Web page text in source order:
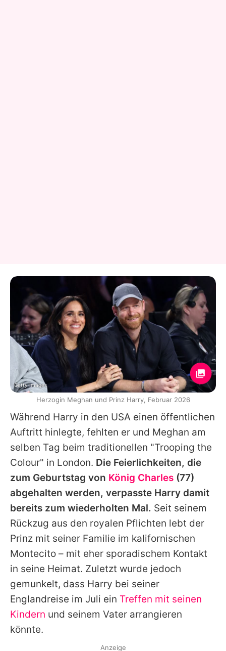
Während Harry in den USA einen öffentlichen
Auftritt hinlegte, fehlten er und Meghan am
selben Tag beim traditionellen "Trooping the
Colour" in London. Die Feierlichkeiten, die
zum Geburtstag von König Charles (77)
abgehalten werden, verpasste Harry damit
bereits zum wiederholten Mal. Seit seinem
Rückzug aus den royalen Pflichten lebt der
Prinz mit seiner Familie im kalifornischen
Montecito – mit eher sporadischem Kontakt
in seine Heimat. Zuletzt wurde jedoch
gemunkelt, dass Harry bei seiner
Englandreise im Juli ein Treffen mit seinen
Kindern und seinem Vater arrangieren
könnte.
Getty Images
Herzogin Meghan und Prinz Harry, Februar 2026
Anzeige